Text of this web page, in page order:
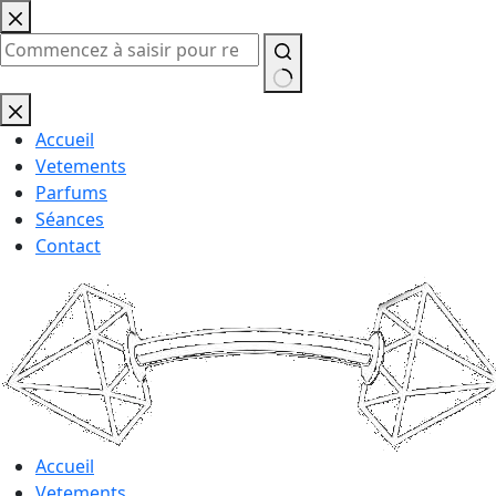
Passer
au
contenu
Aucun
résultatAccueil
Vetements
Parfums
Séances
Contact
Accueil